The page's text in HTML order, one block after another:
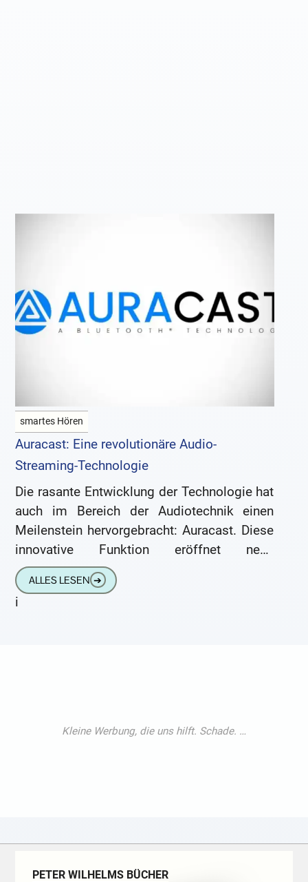
smartes Hören
Auracast: Eine revolutionäre Audio-
Streaming-Technologie
Die rasante Entwicklung der Technologie hat
auch im Bereich der Audiotechnik einen
Meilenstein hervorgebracht: Auracast. Diese
innovative Funktion eröffnet neue
Möglichkeiten im Audio-Streaming und
stößt bei Verbrauchern sowie in der
ALLES LESEN ➔
i
PETER WILHELMS BÜCHER